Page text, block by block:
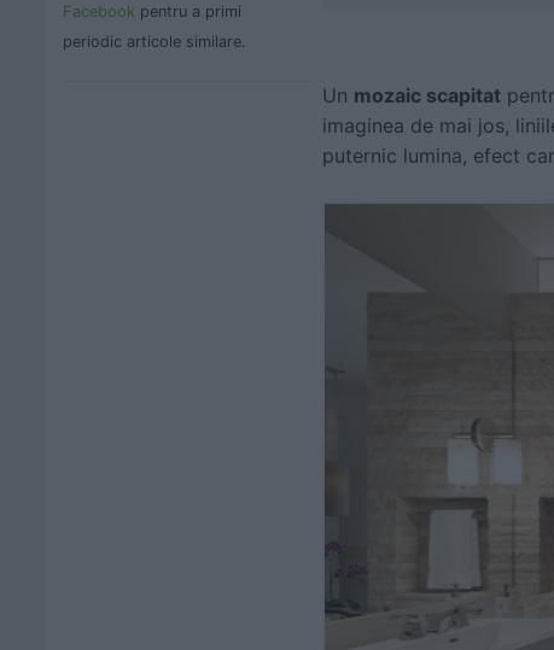
Facebook pentru a primi
periodic articole similare.
Un mozaic scapitat
imaginea de mai jos,
puternic lumina, efect